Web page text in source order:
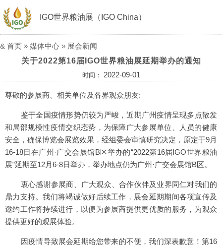
IGO世界粮油展（IGO China）
& 首页 » 媒体中心 » 展会新闻
关于2022第16届IGO世界粮油展延期举办的通知
时间： 2022-09-01
尊敬的参展商、相关单位及各界观众朋友:
鉴于全国疫情形势仍较为严峻，近期广州疫情呈现多点散发
和局部规模性疫情交织态势，为保障广大参展单位、人员的健康
安全，确保博览会展览效果，经组委会审慎研究决定，原定于9月
16-18日在广州·广交会展馆B区举办的“2022第16届IGO世界粮油
展”延期至12月6-8日举办，举办地点仍为广州·广交会展馆B区。
衷心感谢参展商、广大观众、合作伙伴及业界同仁对我们的
鼎力支持。我们将竭诚做好后续工作，展会延期期间各项宣传及
邀约工作将持续进行，以便为参展商提供更优质的服务，为观众
提供更好的观展体验。
因疫情导致展会延期给您带来的不便，我们深表歉意！第16